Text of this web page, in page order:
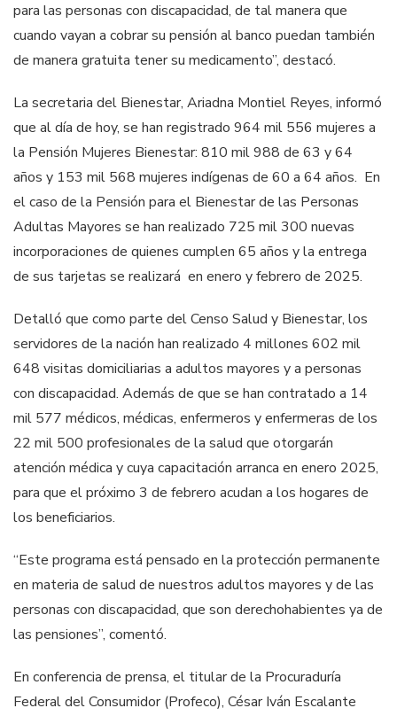
para las personas con discapacidad, de tal manera que
cuando vayan a cobrar su pensión al banco puedan también
de manera gratuita tener su medicamento”, destacó.
La secretaria del Bienestar, Ariadna Montiel Reyes, informó
que al día de hoy, se han registrado 964 mil 556 mujeres a
la Pensión Mujeres Bienestar: 810 mil 988 de 63 y 64
años y 153 mil 568 mujeres indígenas de 60 a 64 años. En
el caso de la Pensión para el Bienestar de las Personas
Adultas Mayores se han realizado 725 mil 300 nuevas
incorporaciones de quienes cumplen 65 años y la entrega
de sus tarjetas se realizará en enero y febrero de 2025.
Detalló que como parte del Censo Salud y Bienestar, los
servidores de la nación han realizado 4 millones 602 mil
648 visitas domiciliarias a adultos mayores y a personas
con discapacidad. Además de que se han contratado a 14
mil 577 médicos, médicas, enfermeros y enfermeras de los
22 mil 500 profesionales de la salud que otorgarán
atención médica y cuya capacitación arranca en enero 2025,
para que el próximo 3 de febrero acudan a los hogares de
los beneficiarios.
“Este programa está pensado en la protección permanente
en materia de salud de nuestros adultos mayores y de las
personas con discapacidad, que son derechohabientes ya de
las pensiones”, comentó.
En conferencia de prensa, el titular de la Procuraduría
Federal del Consumidor (Profeco), César Iván Escalante